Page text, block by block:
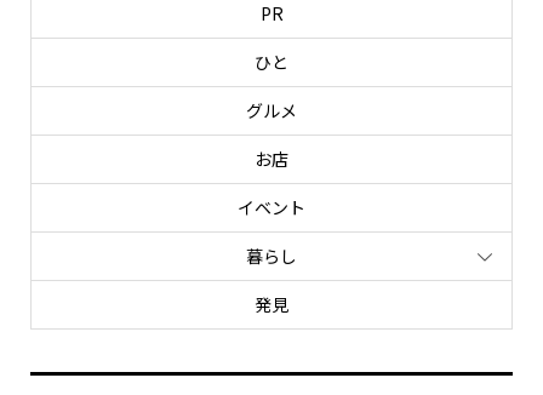
PR
ひと
グルメ
お店
イベント
暮らし
発見